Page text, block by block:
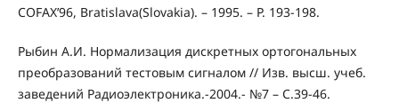
COFAX’96, Bratislava(Slovakia). – 1995. – P. 193-198.
Рыбин А.И. Нормализация дискретных ортогональных
преобразований тестовым сигналом // Изв. высш. учеб.
заведений Радиоэлектроника.-2004.- №7 – С.39-46.